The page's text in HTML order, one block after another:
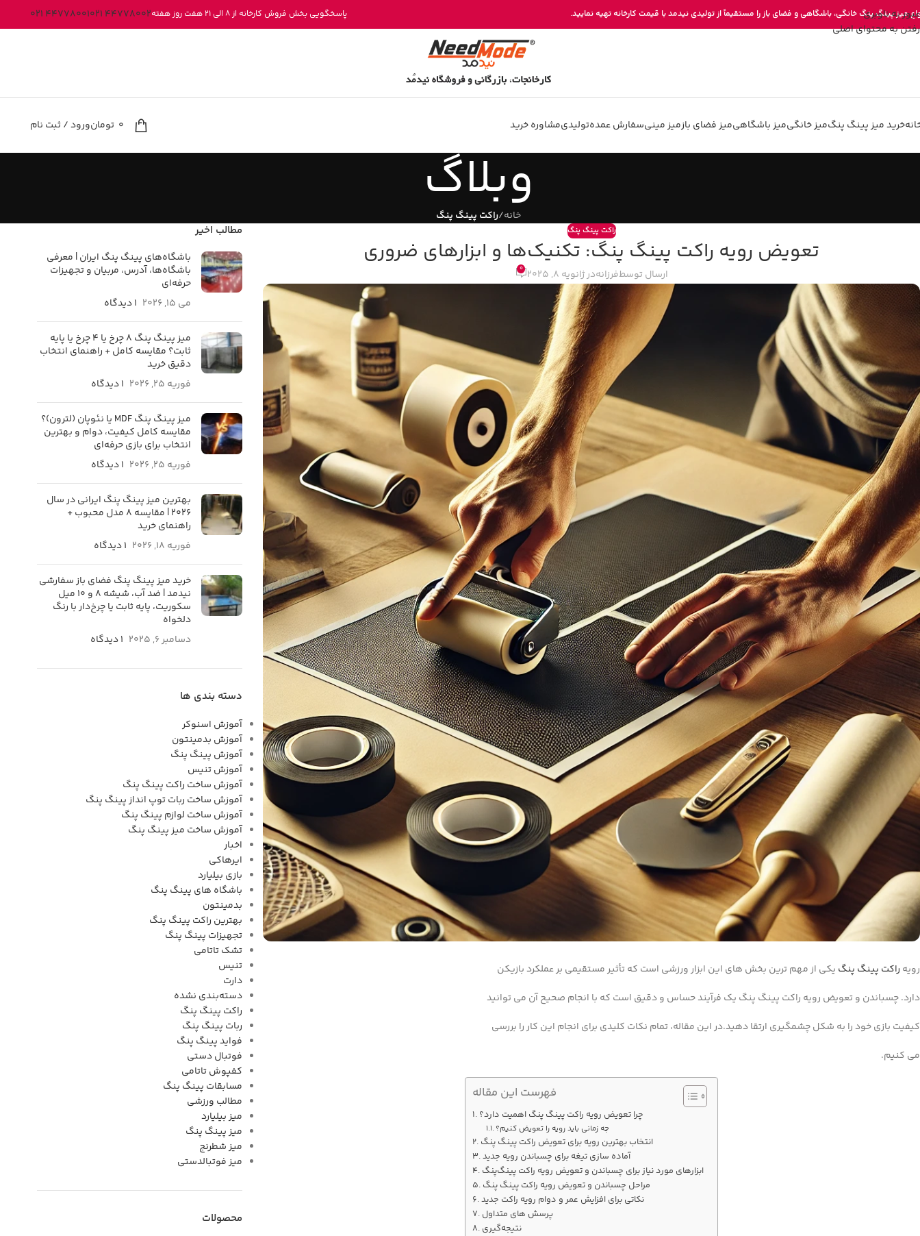
عبور به ناوبری
رفتن به محتوای اصلی
میز پینگ پنگ خانگی، باشگاهی و فضای باز را مستقیماً از تولیدی نیدمد با قیمت کارخانه تهیه نمایید. پاسخگویی بخش فروش کارخانه از 8 الی 21 هفت روز هفته 44778002 021
44778001 021
خرید میز پینگ پنگمیز خانگیمیز باشگاهیمیز فضای بازمیز مینیسفارش عمدهتولیدیمشاوره خرید تومان 0 ورود / ثبت نام
وبلاگ
خانه/راکت پینگ پنگ
راکت پینگ پنگ
تعویض رویه راکت پینگ‌ پنگ: تکنیک‌ها و ابزارهای ضروری
ارسال توسطفرزانهدر ژانویه 8, 2025 0
رویه راکت پینگ‌ پنگ یکی از مهم‌ ترین بخش‌ های این ابزار ورزشی است که تأثیر مستقیمی بر عملکرد بازیکن
دارد. چسباندن و تعویض رویه راکت پینگ‌ پنگ یک فرآیند حساس و دقیق است که با انجام صحیح آن می‌ توانید
کیفیت بازی خود را به شکل چشمگیری ارتقا دهید.در این مقاله، تمام نکات کلیدی برای انجام این کار را بررسی
می‌ کنیم.
فهرست این مقاله
چرا تعویض رویه راکت پینگ‌ پنگ اهمیت دارد؟
چه زمانی باید رویه را تعویض کنیم؟
انتخاب بهترین رویه برای تعویض راکت پینگ‌ پنگ
آماده‌ سازی تیغه برای چسباندن رویه جدید
ابزارهای مورد نیاز برای چسباندن و تعویض رویه راکت پینگ‌پنگ
مراحل چسباندن و تعویض رویه راکت پینگ‌ پنگ
نکاتی برای افزایش عمر و دوام رویه راکت جدید
پرسش‌ های متداول
نتیجه‌گیری
مطالب اخیر
باشگاه‌های پینگ پنگ ایران | معرفی
باشگاه‌ها، آدرس، مربیان و تجهیزات
حرفه‌ای
می 15, 2026
۱ دیدگاه
میز پینگ پنگ 8 چرخ یا 4 چرخ یا پایه
ثابت؟ مقایسه کامل + راهنمای انتخاب
دقیق خرید
فوریه 25, 2026
۱ دیدگاه
میز پینگ پنگ MDF یا نئوپان (لترون)؟
مقایسه کامل کیفیت، دوام و بهترین
انتخاب برای بازی حرفه‌ای
فوریه 25, 2026
۱ دیدگاه
بهترین میز پینگ پنگ ایرانی در سال
۲۰۲۶ | مقایسه ۸ مدل محبوب +
راهنمای خرید
فوریه 18, 2026
۱ دیدگاه
خرید میز پینگ پنگ فضای باز سفارشی
نیدمد | ضد آب، شیشه ۸ و ۱۰ میل
سکوریت، پایه ثابت یا چرخ‌دار با رنگ
دلخواه
دسامبر 6, 2025
۱ دیدگاه
دسته بندی ها
آموزش اسنوکر
آموزش بدمینتون
آموزش پینگ پنگ
آموزش تنیس
آموزش ساخت راکت پینگ پنگ
آموزش ساخت ربات توپ انداز پینگ پنگ
آموزش ساخت لوازم پینگ پنگ
آموزش ساخت میز پینگ پنگ
اخبار
ایرهاکی
بازی بیلیارد
باشگاه های پینگ پنگ
بدمینتون
بهترین راکت پینگ پنگ
تجهیزات پینگ پنگ
تشک تاتامی
تنیس
دارت
دسته‌بندی نشده
راکت پینگ پنگ
ربات پینگ پنگ
فواید پینگ پنگ
فوتبال دستی
کفپوش تاتامی
مسابقات پینگ پنگ
مطالب ورزشی
میز بیلیارد
میز پینگ پنگ
میز شطرنج
میز فوتبالدستی
محصولات